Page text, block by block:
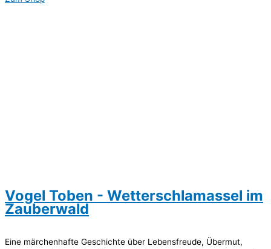
Vogel Toben - Wetterschlamassel im
Zauberwald
Eine märchenhafte Geschichte über Lebensfreude, Übermut,